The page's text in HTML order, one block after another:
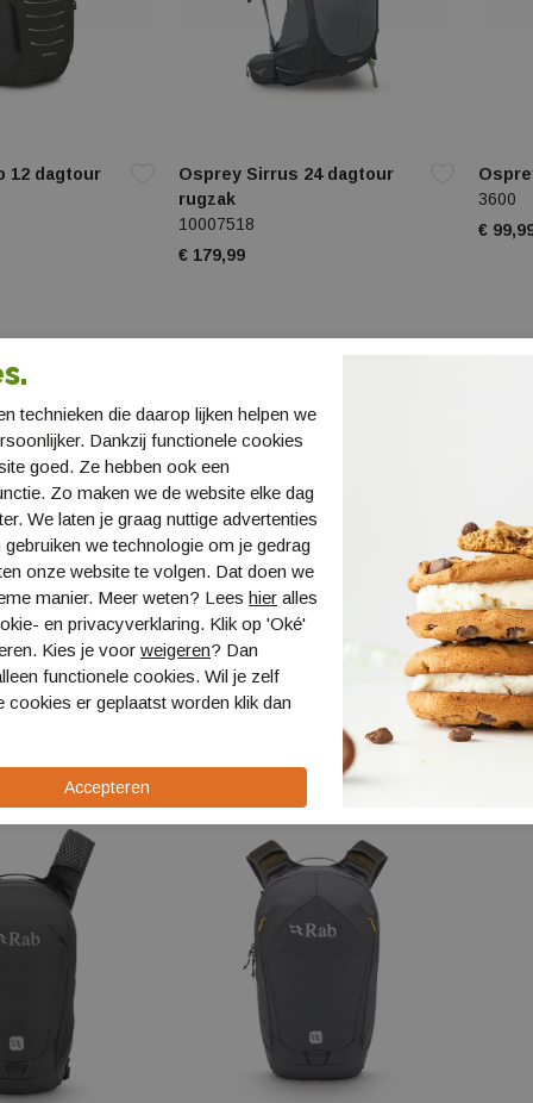
12 dagtour
Osprey Sirrus 24 dagtour
rugzak
10007518
€ 179,99
3600
€
20
Osprey Syncro 12 dagtour
rugzak
10007313
€
technieken die daarop lijken helpen we
Dankzij functionele cookies
goed. Ze hebben ook een
Zo maken we de website elke dag
We laten je graag nuttige advertenties
we technologie om je gedrag
onze website te volgen. Dat doen we
manier. Meer weten? Lees hier alles
en privacyverklaring. Klik op 'Oké'
Kies je voor weigeren? Dan
functionele cookies. Wil je zelf
cookies er geplaatst worden klik dan